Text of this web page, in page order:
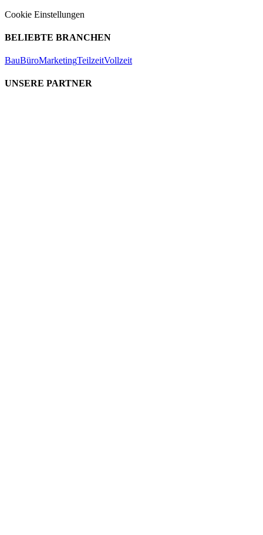
Cookie Einstellungen
BELIEBTE BRANCHEN
BauBüroMarketingTeilzeitVollzeit
UNSERE PARTNER